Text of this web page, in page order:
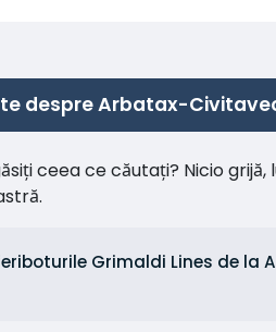
despre Arbatax-
ceea ce căutați? Nicio
Grimaldi Lines de la